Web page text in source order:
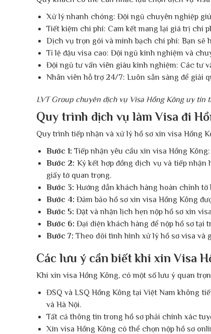
Xử lý nhanh chóng: Đội ngũ chuyên nghiệp
Tiết kiệm chi phí: Cam kết mang lại giá trị chi
Dịch vụ trọn gói và minh bạch chi phí: Bạn sẽ
Tỉ lệ đậu visa cao: Đội ngũ kinh nghiệm và
Đội ngũ tư vấn viên giàu kinh nghiệm: Các tư
Nhân viên hỗ trợ 24/7: Luôn sẵn sàng để giải
LVT Group chuyên dịch vụ Visa Hồng Kông uy tín
Quy trình dịch vụ làm Visa đi
Quy trình tiếp nhận và xử lý hồ sơ xin visa Hồng
Bước 1: Tiếp nhận yêu cầu xin visa Hồng
Bước 2: Ký kết hợp đồng dịch vụ và tiếp nhận
giấy tờ quan trọng.
Bước 3: Hướng dẫn khách hàng hoàn chỉnh
Bước 4: Đảm bảo hồ sơ xin visa Hồng Kông
Bước 5: Đặt và nhận lịch hẹn nộp hồ sơ xin
Bước 6: Đại diện khách hàng để nộp hồ sơ tại
Bước 7: Theo dõi tình hình xử lý hồ sơ visa và
Các lưu ý cần biết khi xin Visa
Khi xin visa Hồng Kông, có một số lưu ý quan
ĐSQ và LSQ Hồng Kông tại Việt Nam không
và Hà Nội.
Tất cả thông tin trong hồ sơ phải chính xác
Xin visa Hồng Kông có thể chọn nộp hồ sơ